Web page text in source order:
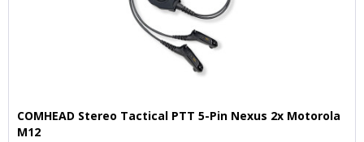
COMHEAD Stereo Tactical PTT 5-Pin Nexus 2x Motorola
M12